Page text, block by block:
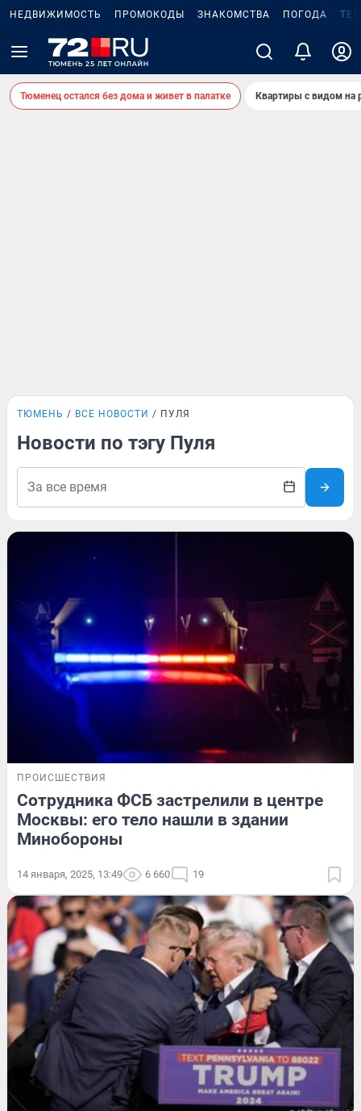
НЕДВИЖИМОСТЬ ПРОМОКОДЫ ЗНАКОМСТВА ПОГОДА
Тюменец остался без дома и живет в палатке Квартиры с видом на
ТЮМЕНЬ ВСЕ НОВОСТИ ПУЛЯ
Новости по тэгу Пуля
ПРОИСШЕСТВИЯ
Сотрудника ФСБ застрелили в центре
Москвы: его тело нашли в здании
Минобороны
14 января, 2025, 13:49 6 660 19